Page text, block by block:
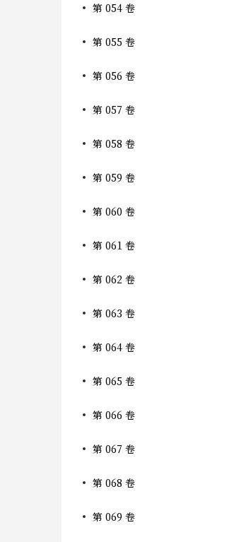
第 054 卷
第 055 卷
第 056 卷
第 057 卷
第 058 卷
第 059 卷
第 060 卷
第 061 卷
第 062 卷
第 063 卷
第 064 卷
第 065 卷
第 066 卷
第 067 卷
第 068 卷
第 069 卷